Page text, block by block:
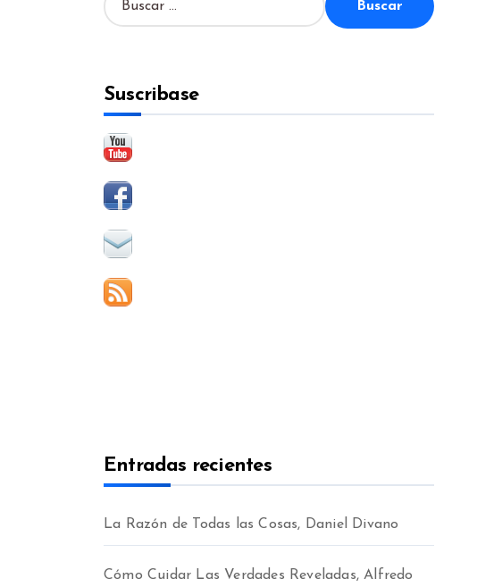
u
r
:
Suscribase
Entradas recientes
La Razón de Todas las Cosas, Daniel Divano
Cómo Cuidar Las Verdades Reveladas, Alfredo